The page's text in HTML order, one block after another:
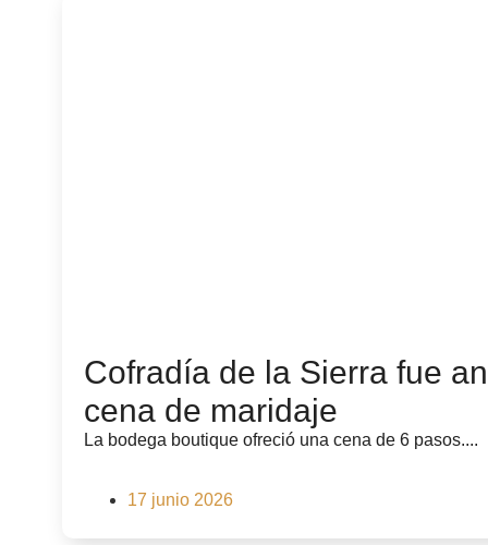
Cofradía de la Sierra fue
cena de maridaje
La bodega boutique ofreció una cena de 6 pasos....
17 junio 2026